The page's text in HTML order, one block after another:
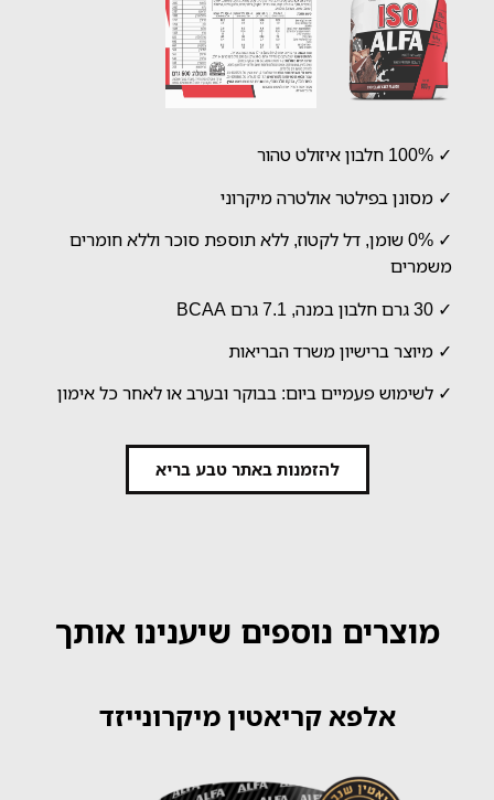
✓ 100% חלבון איזולט טהור
✓ מסונן בפילטר אולטרה מיקרוני
✓ 0% שומן, דל לקטוז, ללא תוספת סוכר וללא חומרים
משמרים
✓ 30 גרם חלבון במנה, 7.1 גרם BCAA
✓ מיוצר ברישיון משרד הבריאות
✓ לשימוש פעמיים ביום: בבוקר ובערב או לאחר כל אימון
להזמנות באתר טבע בריא
מוצרים נוספים שיענינו אותך
אלפא קריאטין מיקרונייזד